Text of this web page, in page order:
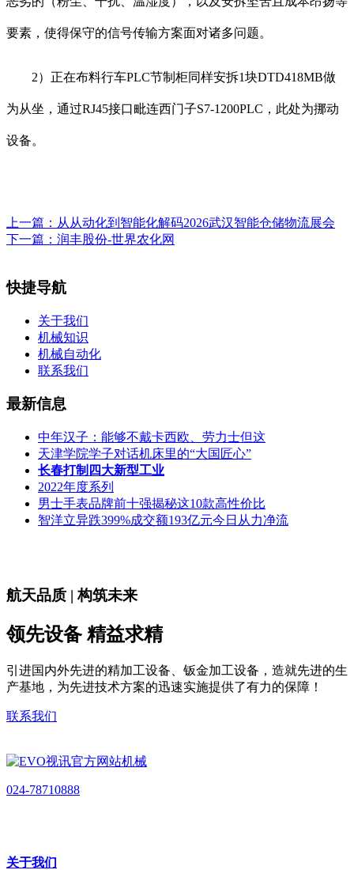
要素，使得保守的信号传输方案面对诸多问题。
2）正在布料行车PLC节制柜同样安拆1块DTD418MB做
为从坐，通过RJ45接口毗连西门子S7-1200PLC，此处为挪动
设备。
上一篇： 从从动化到智能化解码2026武汉智能仓储物流展会
下一篇： 润丰股份-世界农化网
快捷导航
关于我们
机械知识
机械自动化
联系我们
最新信息
中年汉子：能够不戴卡西欧、劳力士但这
天津学院学子对话机床里的“大国匠心”
长春打制四大新型工业
2022年度系列
男士手表品牌前十强揭秘这10款高性价比
智洋立异跌399%成交额193亿元今日从力净流
航天品质 | 构筑未来
领先设备 精益求精
引进国内外先进的精加工设备、钣金加工设备，造就先进的生
产基地，为先进技术方案的迅速实施提供了有力的保障！
联系我们
024-78710888
关于我们